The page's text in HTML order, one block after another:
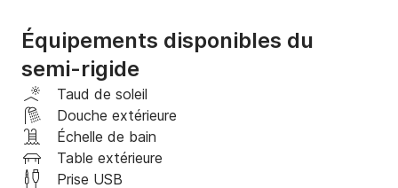
A bord du Wave 20 vous trouverez de grands bains
de soleil tant à l'arrière qu'à l'avant et une position de
conduite confortable légèrement plus centrale grâce
à un siège dont la hauteur peut être modérée.
Le canot est équipé de tout le confort : arceau de
sécurité en fibre de verre avec auvent, douche,
chaîne stéréo, échelle d'embarquement en acier
Équipements disponibles du
semi-rigide
Taud de soleil
Douche extérieure
Échelle de bain
Table extérieure
Prise USB